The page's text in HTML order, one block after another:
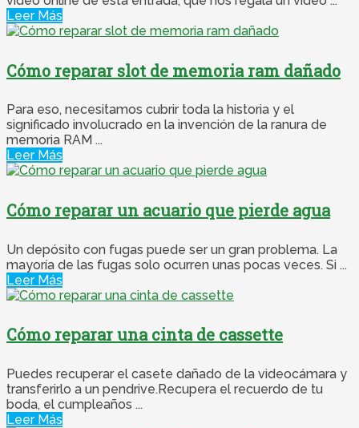
Leer Más
Cómo reparar slot de memoria ram dañado
Para eso, necesitamos cubrir toda la historia y el
significado involucrado en la invención de la ranura de
memoria RAM ...
Leer Más
Cómo reparar un acuario que pierde agua
Un depósito con fugas puede ser un gran problema. La
mayoría de las fugas solo ocurren unas pocas veces. Si ...
Leer Más
Cómo reparar una cinta de cassette
Puedes recuperar el casete dañado de la videocámara y
transferirlo a un pendrive.Recupera el recuerdo de tu
boda, el cumpleaños ...
Leer Más